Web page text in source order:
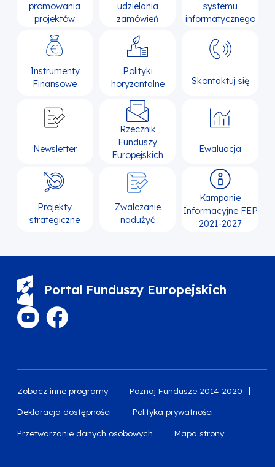
promowania
projektów
udzielania
zamówień
systemu
informatycznego
Instrumenty
Finansowe
Polityki
horyzontalne
Skontaktuj się
Newsletter
Rzecznik
Funduszy
Europejskich
Ewaluacja
Projekty
strategiczne
Zwalczanie
nadużyć
Kampanie
Informacyjne FEP
2021-2027
Portal Funduszy Europejskich
Zobacz inne programy Poznaj Fundusze 2014-2020
Deklaracja dostępności Polityka prywatności
Przetwarzanie danych osobowych Mapa strony